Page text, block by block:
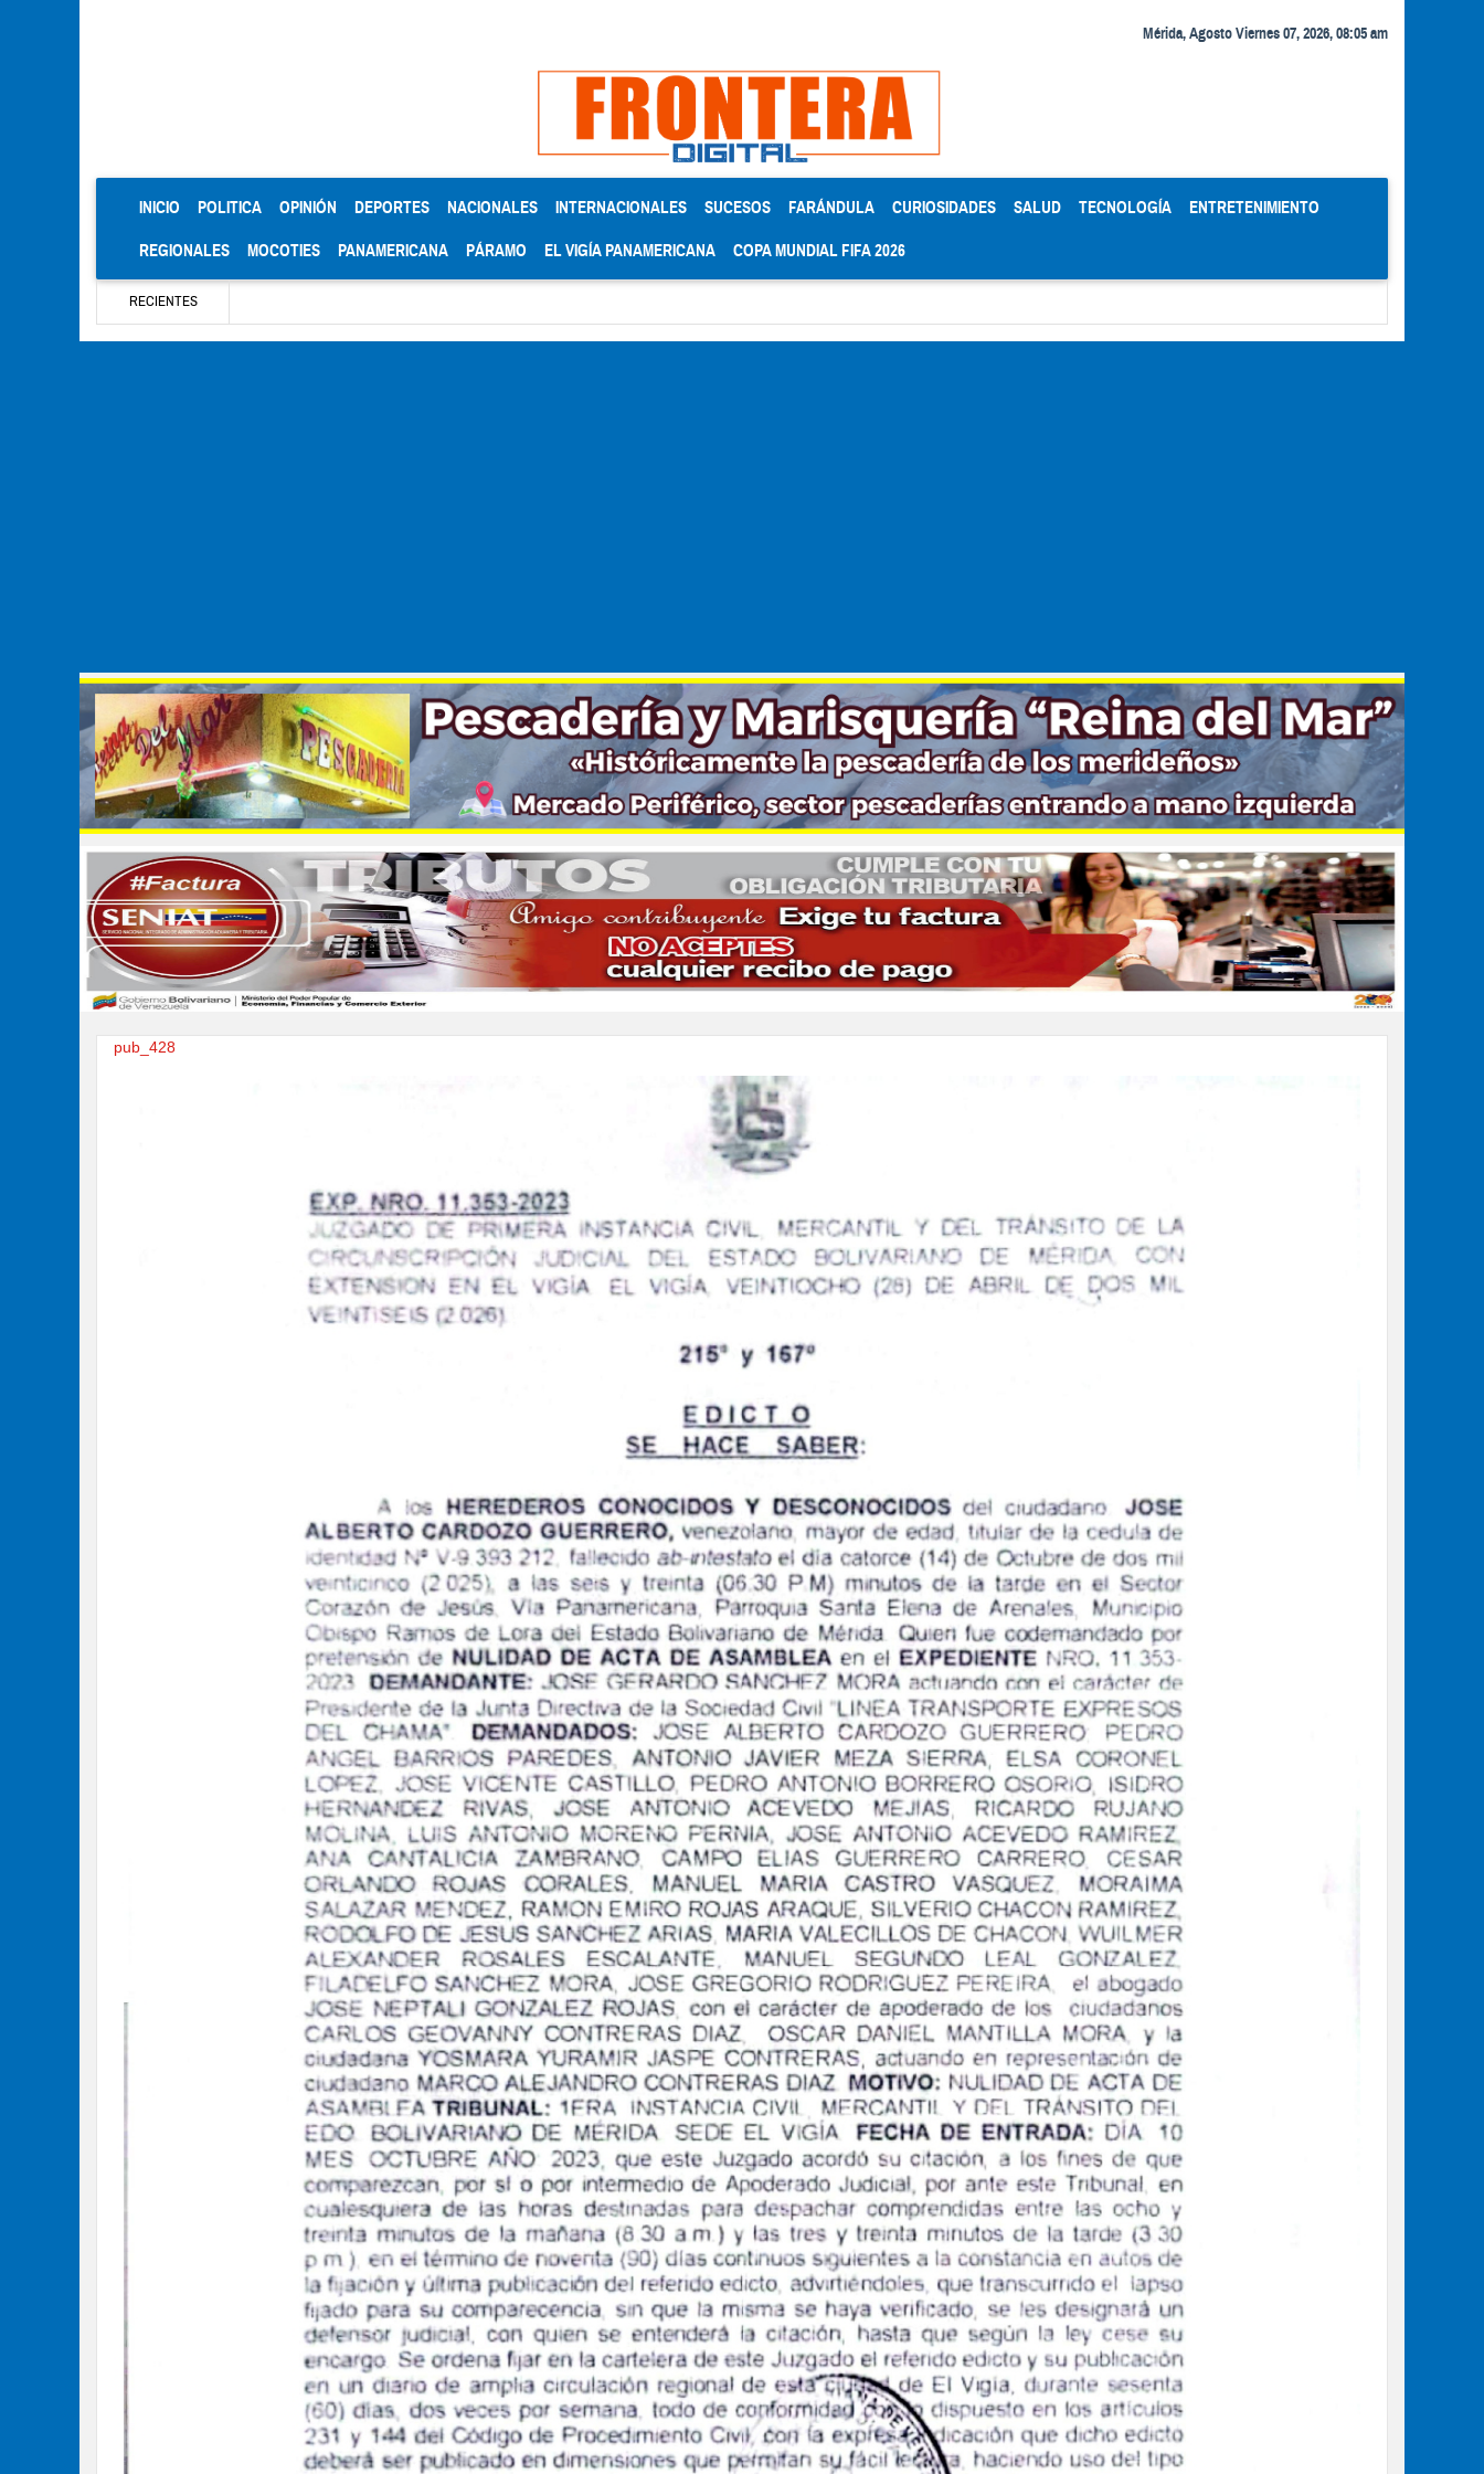
Mérida, Agosto Viernes 07, 2026, 08:05 am
INICIO (CURRENT)
POLITICA OPINIÓN DEPORTES NACIONALES INTERNACIONALES SUCESOS FARÁNDULA CURIOSIDADES SALUD TECNOLOGÍA ENTRETENIMIENTO
REGIONALES MOCOTIES PANAMERICANA PÁRAMO EL VIGÍA PANAMERICANA COPA MUNDIAL FIFA 2026
RECIENTES
pub_428